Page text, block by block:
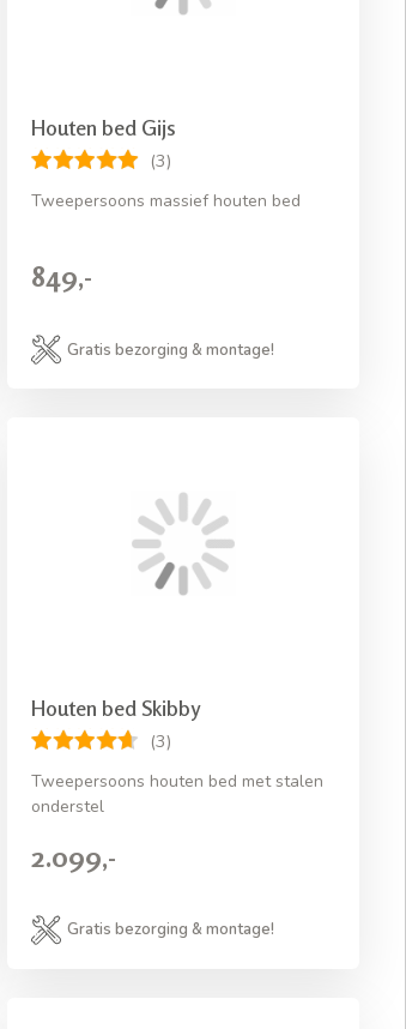
Houten bed Gijs
(3)
Tweepersoons massief houten bed
849,-
Gratis bezorging & montage!
Houten bed Skibby
(3)
Tweepersoons houten bed met stalen
onderstel
2.099,-
Gratis bezorging & montage!